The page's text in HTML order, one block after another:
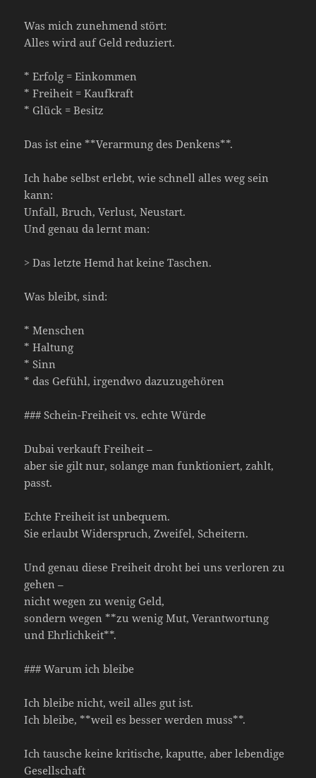
Was mich zunehmend stört:
Alles wird auf Geld reduziert.
* Erfolg = Einkommen
* Freiheit = Kaufkraft
* Glück = Besitz
Das ist eine **Verarmung des Denkens**.
Ich habe selbst erlebt, wie schnell alles weg sein
kann:
Unfall, Bruch, Verlust, Neustart.
Und genau da lernt man:
> Das letzte Hemd hat keine Taschen.
Was bleibt, sind:
* Menschen
* Haltung
* Sinn
* das Gefühl, irgendwo dazuzugehören
### Schein-Freiheit vs. echte Würde
Dubai verkauft Freiheit –
aber sie gilt nur, solange man funktioniert, zahlt,
passt.
Echte Freiheit ist unbequem.
Sie erlaubt Widerspruch, Zweifel, Scheitern.
Und genau diese Freiheit droht bei uns verloren zu
gehen –
nicht wegen zu wenig Geld,
sondern wegen **zu wenig Mut, Verantwortung
und Ehrlichkeit**.
### Warum ich bleibe
Ich bleibe nicht, weil alles gut ist.
Ich bleibe, **weil es besser werden muss**.
Ich tausche keine kritische, kaputte, aber lebendige
Gesellschaft